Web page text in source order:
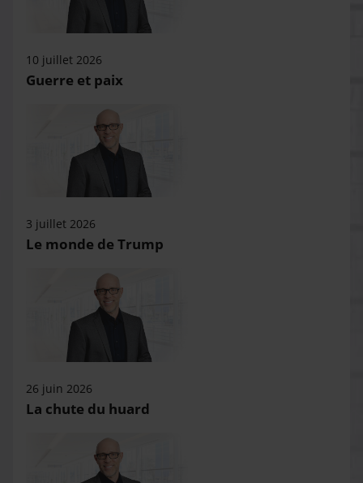
10 juillet 2026
Guerre et paix
3 juillet 2026
Le monde de Trump
26 juin 2026
La chute du huard